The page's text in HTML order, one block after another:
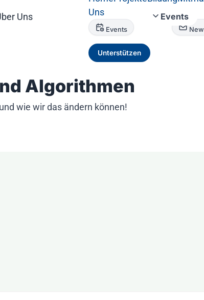
Uns Events
Uns
Events
Unterstützen
Algorithmen
wie wir das ändern können!